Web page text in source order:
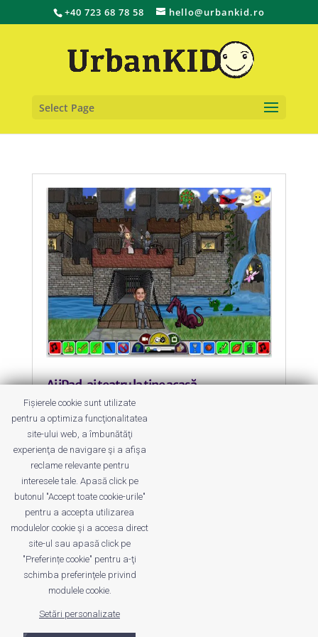
+40 723 68 78 58 hello@urbankid.ro
Select Page
Ai iPad, ai teatru la tine acasă
byRoxana Jilăveanu
ipad,Tehnologie
Și nu orice fel de teatru, ci piese
făcute cap-coadă chiar de copiii tăi!
Despre noi Publicitate
Privacy
© UrbanKID. Proiect dezvoltat de Dana și
Fișierele cookie sunt utilizate
pentru a optimiza funcţionalitatea
site-ului web, a îmbunătăţi
experienţa de navigare şi a afişa
reclame relevante pentru
interesele tale. Apasă click pe
butonul "Accept toate cookie-urile"
pentru a accepta utilizarea
modulelor cookie şi a accesa direct
site-ul sau apasă click pe
"Preferințe cookie" pentru a-ţi
schimba preferinţele privind
modulele cookie.
Setări personalizate